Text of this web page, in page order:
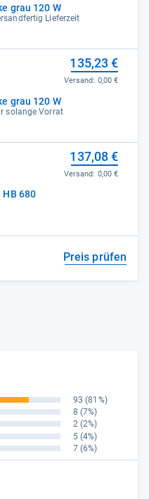
grau 120 W
Lieferzeit
grau 120 W
solange Vorrat
135,23 €
Versand: 0,00 €
680
137,08 €
Versand: 0,00 €
Preis prüfen
93 (81%)
8 (7%)
2 (2%)
5 (4%)
7 (6%)